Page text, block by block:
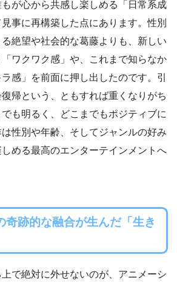
が心から共感し楽しめる「日常系成
事に再構築した点にあります。性別
絶望や社会的な葛藤よりも、新しい
ワクワク感」や、これまで知らなか
感」を前面に押し出したのです。引
帰という、ともすれば重くなりがち
も明るく、どこまでもポジティブに
性別や年齢、そしてジャンルの好み
める最高のエンターテインメントへ
跡的な融合が生んだ「生き
上で絶対に外せないのが、アニメーシ